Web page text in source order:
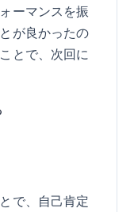
ーマンスを振
が良かったの
とで、次回に
で、自己肯定